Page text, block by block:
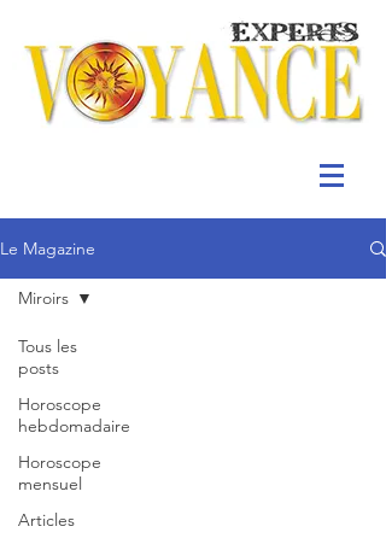
Le Magazine
Tous les
posts
Horoscope
hebdomadaire
Horoscope
mensuel
Articles
Miroirs